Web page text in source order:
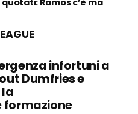
infortuni a
Dumfries e
la
formazione